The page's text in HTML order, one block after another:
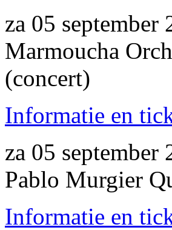
za 05 september
Marmoucha
(concert)
Informatie en
za 05 september
Pablo Murgier
Informatie en